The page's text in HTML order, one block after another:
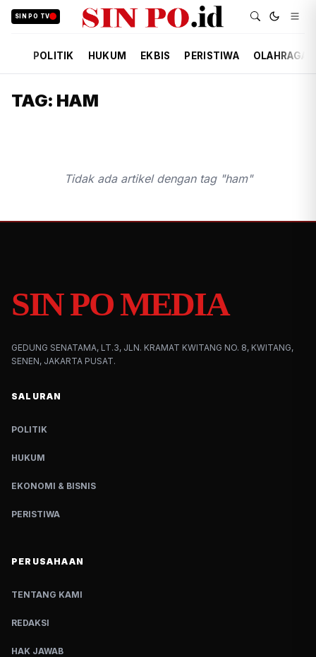
SIN PO TV
POLITIK HUKUM EKBIS PERISTIWA OLAHRAGA
TAG: HAM
Tidak ada artikel dengan tag "ham"
SIN PO MEDIA
GEDUNG SENATAMA, LT.3, JLN. KRAMAT KWITANG NO. 8, KWITANG,
SENEN, JAKARTA PUSAT.
SALURAN
POLITIK
HUKUM
EKONOMI & BISNIS
PERISTIWA
PERUSAHAAN
TENTANG KAMI
REDAKSI
HAK JAWAB